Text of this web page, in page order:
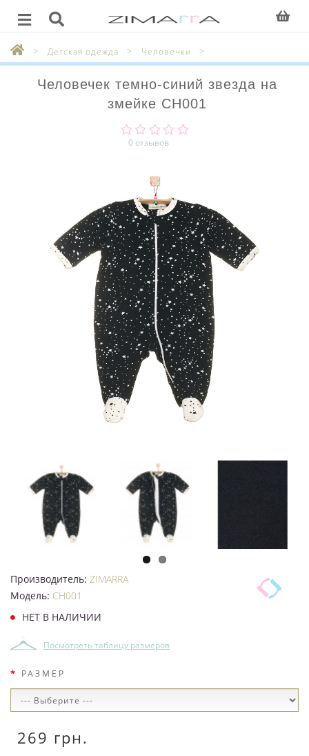
Детская одежда Человечки
Человечек темно-синий звезда на
змейке CH001
0 отзывов
Производитель: ZIMARRA
Модель: CH001
НЕТ В НАЛИЧИИ
Посмотреть таблицу размеров
РАЗМЕР
269 грн.